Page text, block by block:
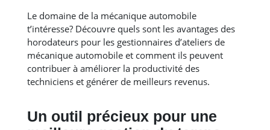
Le domaine de la mécanique automobile
t’intéresse? Découvre quels sont les avantages des
horodateurs pour les gestionnaires d’ateliers de
mécanique automobile et comment ils peuvent
contribuer à améliorer la productivité des
techniciens et générer de meilleurs revenus.
Un outil précieux pour une